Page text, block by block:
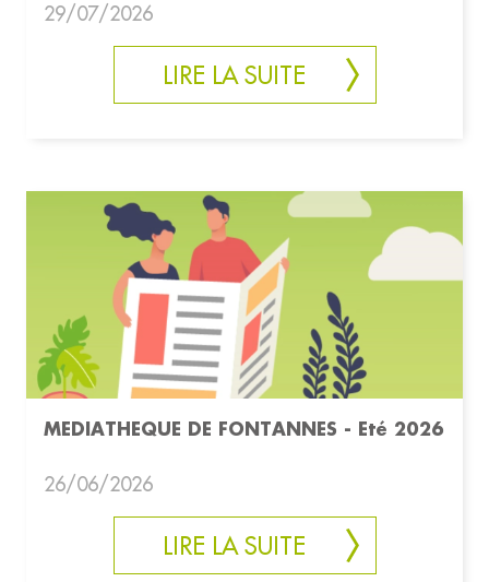
29/07/2026
LIRE LA SUITE
MEDIATHEQUE DE FONTANNES - Eté 2026
26/06/2026
LIRE LA SUITE